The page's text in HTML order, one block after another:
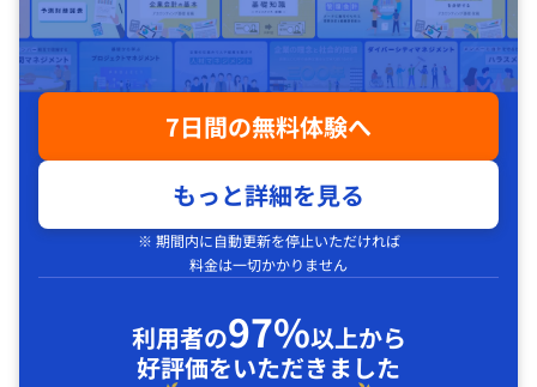
7日間の無料体験へ
もっと詳細を見る
※ 期間内に自動更新を停止いただければ
料金は一切かかりません
利用者の97%以上から
好評価をいただきました